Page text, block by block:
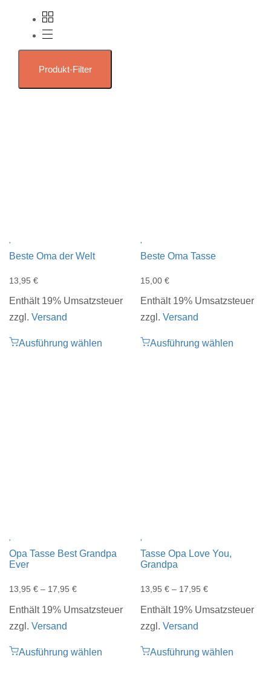
Produkt-Filter
Beste Oma der Welt
13,95 €
Enthält 19% Umsatzsteuer
zzgl. Versand
Ausführung wählen
Beste Oma Tasse
15,00€
Enthält 19% Umsatzsteuer
zzgl.Versand
Ausführung wählen
Opa Tasse Best Grandpa
Ever
13,95 € – 17,95 €
Enthält 19% Umsatzsteuer
zzgl. Versand
Ausführung wählen
Tasse Opa Love You,
Grandpa
13,95€ – 17,95€
Enthält 19% Umsatzsteuer
zzgl.Versand
Ausführung wählen